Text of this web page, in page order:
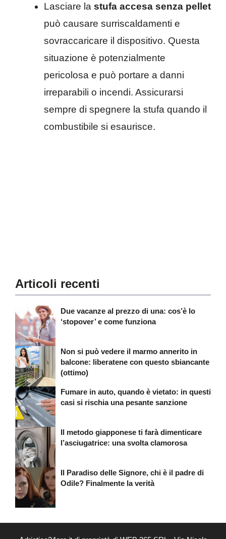
Lasciare la stufa accesa senza pellet
può causare surriscaldamenti e
sovraccaricare il dispositivo. Questa
situazione è potenzialmente
pericolosa e può portare a danni
irreparabili o incendi. Assicurarsi
sempre di spegnere la stufa quando il
combustibile si esaurisce.
Articoli recenti
Due vacanze al prezzo di una: cos’è lo
‘stopover’ e come funziona
Non si può vedere il marmo annerito in
balcone: liberatene con questo sbiancante
(ottimo)
Fumare in auto, quando è vietato: in questi
casi si rischia una pesante sanzione
Il metodo giapponese ti farà dimenticare
l’asciugatrice: una svolta clamorosa
Il Paradiso delle Signore, chi è il padre di
Odile? Finalmente la verità